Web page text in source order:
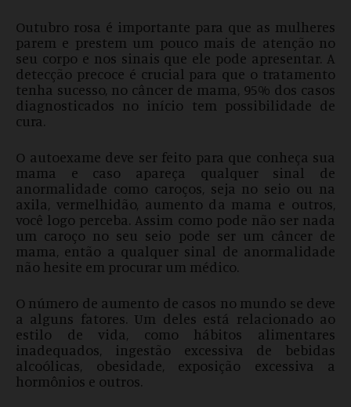
Outubro rosa é importante para que as mulheres
parem e prestem um pouco mais de atenção no
seu corpo e nos sinais que ele pode apresentar. A
detecção precoce é crucial para que o tratamento
tenha sucesso, no câncer de mama, 95% dos casos
diagnosticados no início tem possibilidade de
cura.
O autoexame deve ser feito para que conheça sua
mama e caso apareça qualquer sinal de
anormalidade como caroços, seja no seio ou na
axila, vermelhidão, aumento da mama e outros,
você logo perceba. Assim como pode não ser nada
um caroço no seu seio pode ser um câncer de
mama, então a qualquer sinal de anormalidade
não hesite em procurar um médico.
O número de aumento de casos no mundo se deve
a alguns fatores. Um deles está relacionado ao
estilo de vida, como hábitos alimentares
inadequados, ingestão excessiva de bebidas
alcoólicas, obesidade, exposição excessiva a
hormônios e outros.